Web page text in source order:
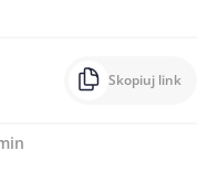
Skopiuj link